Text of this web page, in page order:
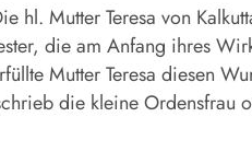
hl. Mutter Teresa von
die am Anfang ihres
Mutter Teresa diesen
die kleine Ordensfrau